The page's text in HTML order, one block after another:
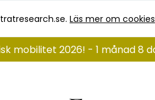
Läs mer om cookies
mobilitet 2026! - 1 månad 8